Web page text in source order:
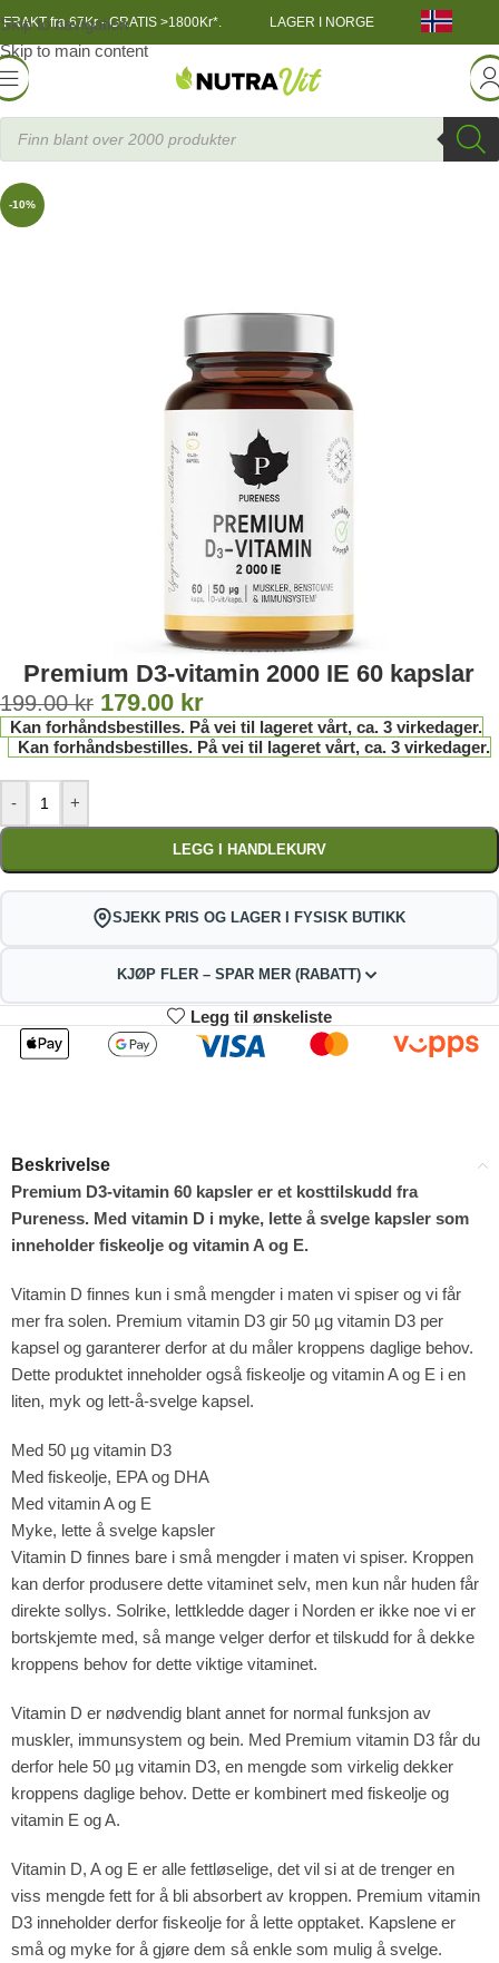
Skip to navigation
Skip to main content
FRAKT fra 67Kr - GRATIS >1800Kr*. LAGER I NORGE
Helsekost»Premium D3-vitamin 2000 IE 60 kapslar
-10%
Premium D3-vitamin 2000 IE 60 kapslar
199.00kr 179.00 kr
Kan forhåndsbestilles. På vei til lageret vårt, ca. 3 virkedager.
Kan forhåndsbestilles. På vei til lageret vårt, ca. 3 virkedager.
- +
LEGG I HANDLEKURV
SJEKK PRIS OG LAGER I FYSISK BUTIKK
KJØP FLER – SPAR MER (RABATT)
2
177.21
kr
3-4
175.42
4%
Legg til ønskeliste
Beskrivelse
Premium D3-vitamin 60 kapsler er et kosttilskudd fra
Pureness. Med vitamin D i myke, lette å svelge kapsler som
inneholder fiskeolje og vitamin A og E.
Vitamin D finnes kun i små mengder i maten vi spiser og vi får
mer fra solen. Premium vitamin D3 gir 50 µg vitamin D3 per
kapsel og garanterer derfor at du måler kroppens daglige behov.
Dette produktet inneholder også fiskeolje og vitamin A og E i en
liten, myk og lett-å-svelge kapsel.
Med 50 µg vitamin D3
Med fiskeolje, EPA og DHA
Med vitamin A og E
Myke, lette å svelge kapsler
Vitamin D finnes bare i små mengder i maten vi spiser. Kroppen
kan derfor produsere dette vitaminet selv, men kun når huden får
direkte sollys. Solrike, lettkledde dager i Norden er ikke noe vi er
bortskjemte med, så mange velger derfor et tilskudd for å dekke
kroppens behov for dette viktige vitaminet.
Vitamin D er nødvendig blant annet for normal funksjon av
muskler, immunsystem og bein. Med Premium vitamin D3 får du
derfor hele 50 µg vitamin D3, en mengde som virkelig dekker
kroppens daglige behov. Dette er kombinert med fiskeolje og
vitamin E og A.
Vitamin D, A og E er alle fettløselige, det vil si at de trenger en
viss mengde fett for å bli absorbert av kroppen. Premium vitamin
D3 inneholder derfor fiskeolje for å lette opptaket. Kapslene er
små og myke for å gjøre dem så enkle som mulig å svelge.